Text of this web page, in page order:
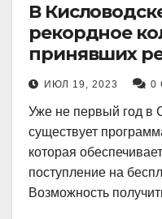
В
рекордное
принявших
целью
медицинский
ИЮЛ 19, 2023 0
Уже не первый год в
существует
которая
поступление на
Возможность